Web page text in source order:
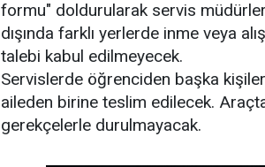
formu" doldurularak servis
dışında farklı yerlerde inme veya
talebi kabul edilmeyecek.
Servislerde öğrenciden başka kişiler
aileden birine teslim edilecek.
gerekçelerle durulmayacak.